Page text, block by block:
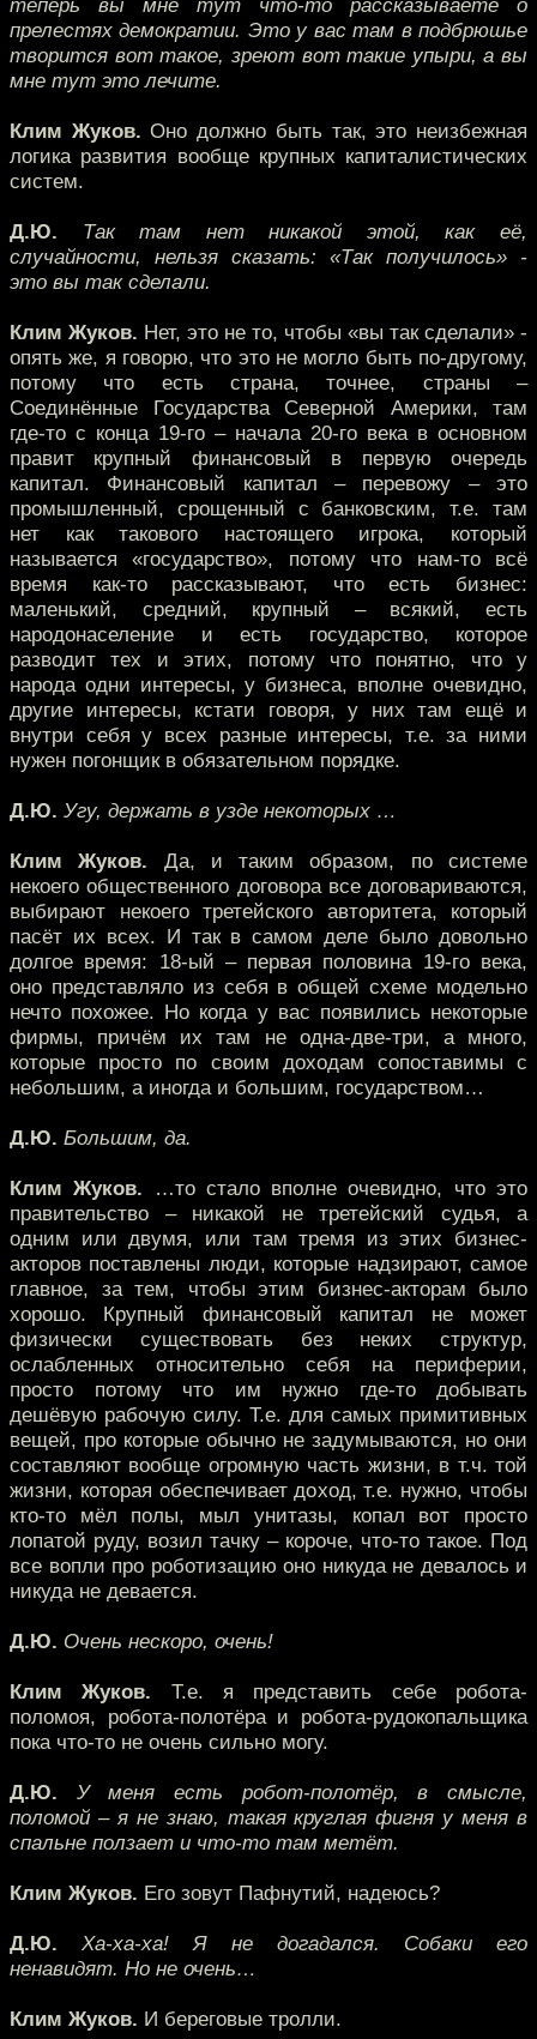
теперь вы мне тут что-то рассказываете о
прелестях демократии. Это у вас там в подбрюшье
творится вот такое, зреют вот такие упыри, а вы
мне тут это лечите.
Клим Жуков. Оно должно быть так, это неизбежная
логика развития вообще крупных капиталистических
систем.
Д.Ю. Так там нет никакой этой, как её,
случайности, нельзя сказать: «Так получилось» -
это вы так сделали.
Клим Жуков. Нет, это не то, чтобы «вы так сделали» -
опять же, я говорю, что это не могло быть по-другому,
потому что есть страна, точнее, страны –
Соединённые Государства Северной Америки, там
где-то с конца 19-го – начала 20-го века в основном
правит крупный финансовый в первую очередь
капитал. Финансовый капитал – перевожу – это
промышленный, срощенный с банковским, т.е. там
нет как такового настоящего игрока, который
называется «государство», потому что нам-то всё
время как-то рассказывают, что есть бизнес:
маленький, средний, крупный – всякий, есть
народонаселение и есть государство, которое
разводит тех и этих, потому что понятно, что у
народа одни интересы, у бизнеса, вполне очевидно,
другие интересы, кстати говоря, у них там ещё и
внутри себя у всех разные интересы, т.е. за ними
нужен погонщик в обязательном порядке.
Д.Ю. Угу, держать в узде некоторых …
Клим Жуков. Да, и таким образом, по системе
некоего общественного договора все договариваются,
выбирают некоего третейского авторитета, который
пасёт их всех. И так в самом деле было довольно
долгое время: 18-ый – первая половина 19-го века,
оно представляло из себя в общей схеме модельно
нечто похожее. Но когда у вас появились некоторые
фирмы, причём их там не одна-две-три, а много,
которые просто по своим доходам сопоставимы с
небольшим, а иногда и большим, государством…
Д.Ю. Большим, да.
Клим Жуков. …то стало вполне очевидно, что это
правительство – никакой не третейский судья, а
одним или двумя, или там тремя из этих бизнес-
акторов поставлены люди, которые надзирают, самое
главное, за тем, чтобы этим бизнес-акторам было
хорошо. Крупный финансовый капитал не может
физически существовать без неких структур,
ослабленных относительно себя на периферии,
просто потому что им нужно где-то добывать
дешёвую рабочую силу. Т.е. для самых примитивных
вещей, про которые обычно не задумываются, но они
составляют вообще огромную часть жизни, в т.ч. той
жизни, которая обеспечивает доход, т.е. нужно, чтобы
кто-то мёл полы, мыл унитазы, копал вот просто
лопатой руду, возил тачку – короче, что-то такое. Под
все вопли про роботизацию оно никуда не девалось и
никуда не девается.
Д.Ю. Очень нескоро, очень!
Клим Жуков. Т.е. я представить себе робота-
поломоя, робота-полотёра и робота-рудокопальщика
пока что-то не очень сильно могу.
Д.Ю. У меня есть робот-полотёр, в смысле,
поломой – я не знаю, такая круглая фигня у меня в
спальне ползает и что-то там метёт.
Клим Жуков. Его зовут Пафнутий, надеюсь?
Д.Ю. Ха-ха-ха! Я не догадался. Собаки его
ненавидят. Но не очень…
Клим Жуков. И береговые тролли.